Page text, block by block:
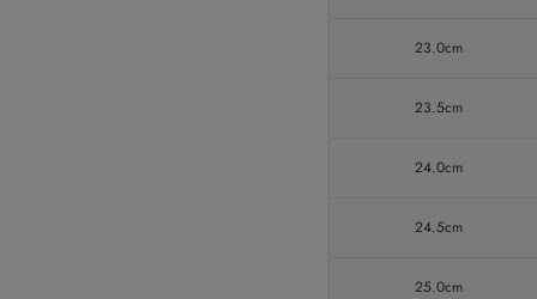
23.0cm
23.5cm
24.0cm
24.5cm
25.0cm